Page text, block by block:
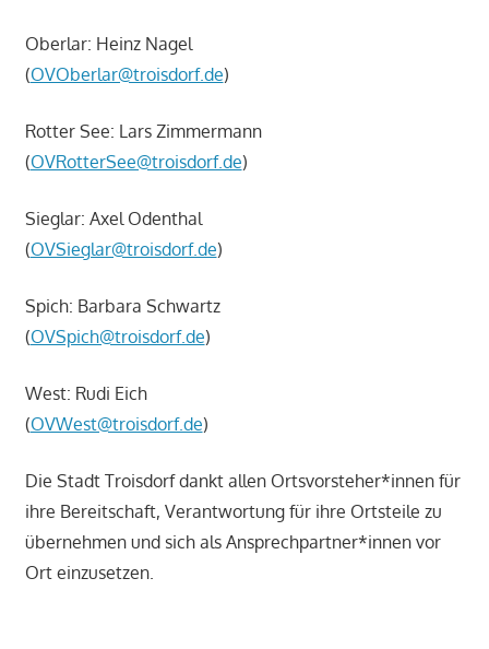
Oberlar: Heinz Nagel
(OVOberlar@troisdorf.de)
Rotter See: Lars Zimmermann
(OVRotterSee@troisdorf.de)
Sieglar: Axel Odenthal
(OVSieglar@troisdorf.de)
Spich: Barbara Schwartz
(OVSpich@troisdorf.de)
West: Rudi Eich
(OVWest@troisdorf.de)
Die Stadt Troisdorf dankt allen Ortsvorsteher*innen für
ihre Bereitschaft, Verantwortung für ihre Ortsteile zu
übernehmen und sich als Ansprechpartner*innen vor
Ort einzusetzen.